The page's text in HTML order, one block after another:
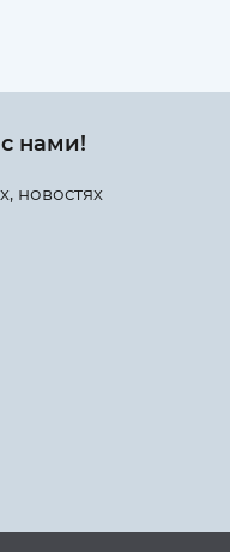
нами!
новостях